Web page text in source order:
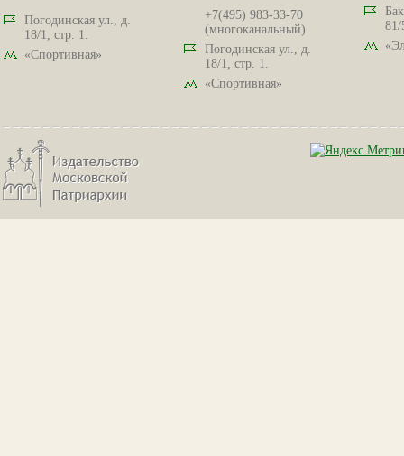
Погодинская ул., д.
18/1, стр. 1.
«Спортивная»
+7(495) 983-33-70
(многоканальный)
Погодинская ул., д.
18/1, стр. 1.
«Спортивная»
81/